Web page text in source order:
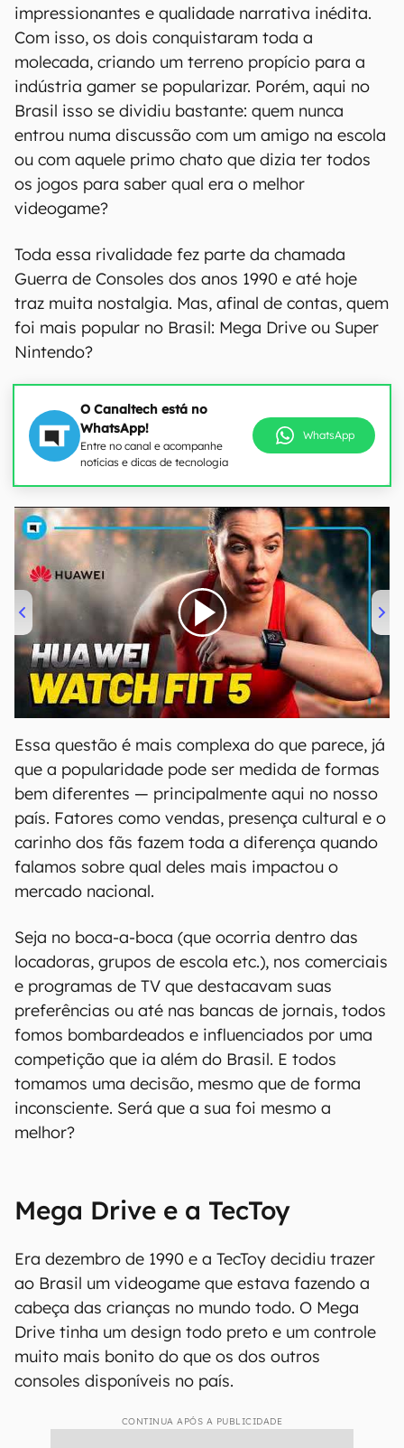
impressionantes e qualidade narrativa inédita.
Com isso, os dois conquistaram toda a
molecada, criando um terreno propício para a
indústria gamer se popularizar. Porém, aqui no
Brasil isso se dividiu bastante: quem nunca
entrou numa discussão com um amigo na escola
ou com aquele primo chato que dizia ter todos
os jogos para saber qual era o melhor
videogame?
Toda essa rivalidade fez parte da chamada
Guerra de Consoles dos anos 1990 e até hoje
traz muita nostalgia. Mas, afinal de contas, quem
foi mais popular no Brasil: Mega Drive ou Super
Nintendo?
O Canaltech está no
WhatsApp!
Entre no canal e acompanhe
notícias e dicas de tecnologia
WhatsApp
00:00/04:51
Essa questão é mais complexa do que parece, já
que a popularidade pode ser medida de formas
bem diferentes — principalmente aqui no nosso
país. Fatores como vendas, presença cultural e o
carinho dos fãs fazem toda a diferença quando
falamos sobre qual deles mais impactou o
mercado nacional.
Seja no boca-a-boca (que ocorria dentro das
locadoras, grupos de escola etc.), nos comerciais
e programas de TV que destacavam suas
preferências ou até nas bancas de jornais, todos
fomos bombardeados e influenciados por uma
competição que ia além do Brasil. E todos
tomamos uma decisão, mesmo que de forma
inconsciente. Será que a sua foi mesmo a
melhor?
Mega Drive e a TecToy
Era dezembro de 1990 e a TecToy decidiu trazer
ao Brasil um videogame que estava fazendo a
cabeça das crianças no mundo todo. O Mega
Drive tinha um design todo preto e um controle
muito mais bonito do que os dos outros
consoles disponíveis no país.
CONTINUA APÓS A PUBLICIDADE